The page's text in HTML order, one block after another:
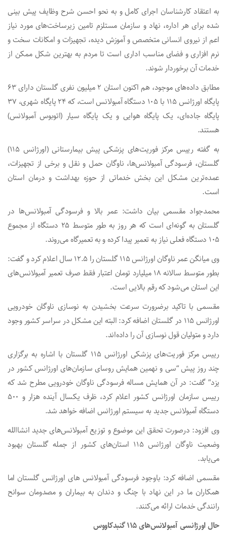
به اعتقاد کارشناسان اجرای کامل و به نحو احسن شرح وظایف پیش بینی
شده برای هر اداره، نهاد و سازمان مستلزم تامین زیرساخت‌های مورد نیاز
اعم از نیروی انسانی متخصص و آموزش دیده، تجهیزات و امکانات سخت و
نرم افزاری و فضای مناسب اداری است تا مردم به بهترین شکل ممکن از
خدمات آن برخوردار شوند.
مطابق داده‌های موجود، هم اکنون استان ۲ میلیون نفری گلستان دارای ۶۳
پایگاه اورژانس ۱۱۵ با ۱۰۵ دستگاه آمبولانس است، که ۲۴ پایگاه شهری، ۳۷
پایگاه جاده‌ای، یک پایگاه هوایی و یک پایگاه سیار (اتوبوس آمبولانس)
هستند.
به گفته رییس مرکز فوریت‌های پزشکی پیش بیمارستانی (اورژانس ۱۱۵)
گلستان، فرسودگی آمبولانس‌ها، ناوگان حمل و نقل و برخی از تجهیزات،
عمده‌ترین مشکل این بخش خدماتی از حوزه بهداشت و درمان استان
است.
محمدجواد مقسمی بیان داشت: عمر بالا و فرسودگی آمبولانس‌ها در
گلستان به گونه‌ای است که هر روز به طور متوسط ۲۵ دستگاه از مجموع
۱۰۵ دستگاه فعلی نیاز به تعمیر پیدا کرده و به تعمیرگاه می‌روند.
وی میانگن عمر ناوگان اورژانس ۱۱۵ گلستان را ۱۲.۵ سال اعلام کرد و گفت:
بطور متوسط سالانه ۱۸ میلیارد تومان اعتبار فقط صرف تعمیر آمبولانس‌های
این استان می‌شود که رقم بالایی است.
مقسمی با تاکید برضرورت سرعت بخشیدن به نوسازی ناوگان خودرویی
اورژانس ۱۱۵ در گلستان اضافه کرد: البته این مشکل در سراسر کشور وجود
دارد و متولیان قول نوسازی آن را داده‌اند.
رییس مرکز فوریت‌های پزشکی اورژانس ۱۱۵ گلستان با اشاره به برگزاری
چند روز پیش “سی و نهمین همایش روسای سازمان‌های اورژانس کشور در
یزد” گفت: در آن همایش مساله فرسودگی ناوگان خودرویی مطرح شد که
رییس سازمان اورژانس کشور اعلام کرد، ظرف یکسال آینده هزار و ۵۰۰
دستگاه آمبولانس جدید به سیستم اورژانس اضافه خواهد شد.
وی افزود: درصورت تحقق این موضوع و توزیع آمبولانس‌های جدید انشاالله
وضعیت ناوگان اورژانس ۱۱۵ استان‌های کشور از جمله گلستان بهبود
می‌یابد.
مقسمی اضافه کرد: باوجود فرسودگی آمبولانس های اورژانس گلستان اما
همکاران ما در این نهاد با چنگ و دندان به بیماران و مصدومان سوانح
رانندگی خدمات ارائه می‌کنند.
حال اورژانسی آمبولانس‌های ۱۱۵ گنبدکاووس